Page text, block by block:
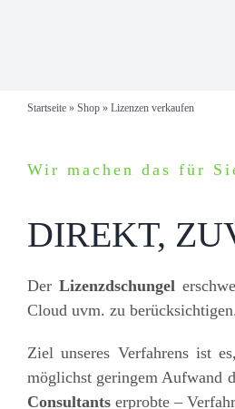
Startseite» Shop» Lizenzen verkaufen
Wir machen das für
DIREKT,
Der Lizenzdschungel
Cloud uvm. zu
Ziel unseres Verfahrens ist
möglichst geringem Aufwand
Consultantserprobte –